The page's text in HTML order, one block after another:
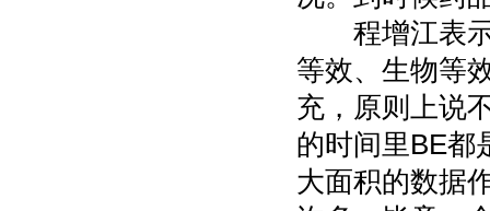
程增江表示
等效、生物等
充，原则上说
的时间里BE都
大面积的数据